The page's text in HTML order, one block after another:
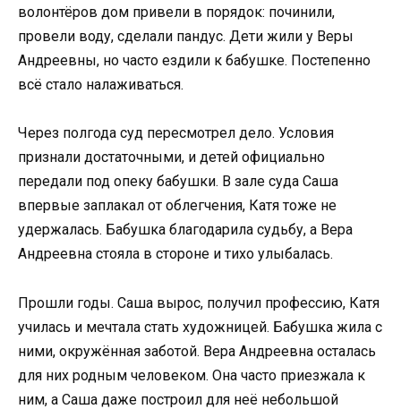
волонтёров дом привели в порядок: починили,
провели воду, сделали пандус. Дети жили у Веры
Андреевны, но часто ездили к бабушке. Постепенно
всё стало налаживаться.
Через полгода суд пересмотрел дело. Условия
признали достаточными, и детей официально
передали под опеку бабушки. В зале суда Саша
впервые заплакал от облегчения, Катя тоже не
удержалась. Бабушка благодарила судьбу, а Вера
Андреевна стояла в стороне и тихо улыбалась.
Прошли годы. Саша вырос, получил профессию, Катя
училась и мечтала стать художницей. Бабушка жила с
ними, окружённая заботой. Вера Андреевна осталась
для них родным человеком. Она часто приезжала к
ним, а Саша даже построил для неё небольшой